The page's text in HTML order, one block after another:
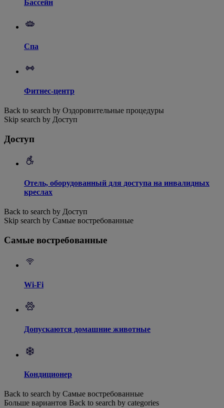
Бассейн
Спа
Фитнес-центр
Back to search by Оздоровительные процедуры
Skip search by Доступ
Доступ
Отель, оборудованный для доступа на инвалидных
креслах
Back to search by Доступ
Skip search by Самые востребованные
Самые востребованные
Wi-Fi
Допускаются домашние животные
Кондиционер
Back to search by Самые востребованные
Больше вариантов Back to search by categories